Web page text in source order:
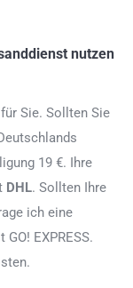
nutzen
für Sie. Sollten Sie
19 €. Ihre
DHL. Sollten Ihre
ich eine
EXPRESS.